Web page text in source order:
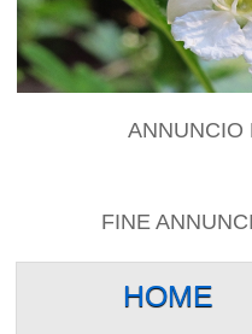
ANNUNCIO
FINE
HOME